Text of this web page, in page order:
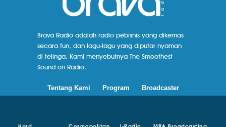
Brava Radio adalah radio pebisnis yang dikemas
secara fun, dan lagu-lagu yang diputar nyaman
di telinga. Kami menyebutnya The Smoothest
Sound on Radio.
Tentang Kami Program Broadcaster